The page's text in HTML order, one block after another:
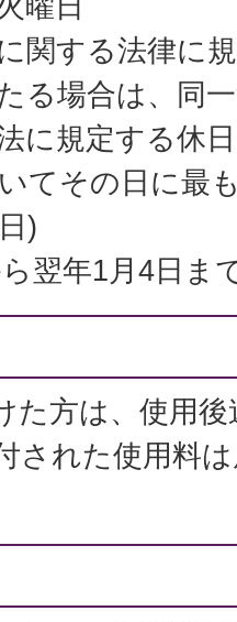
関する法律に
る場合は、同
に規定する休
てその日に最
)
翌年1月4日ま
た方は、使用
された使用料